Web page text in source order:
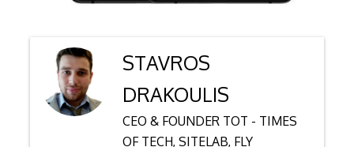
STAVROS
DRAKOULIS
CEO & FOUNDER TOT - TIMES
OF TECH, SITELAB, FLY